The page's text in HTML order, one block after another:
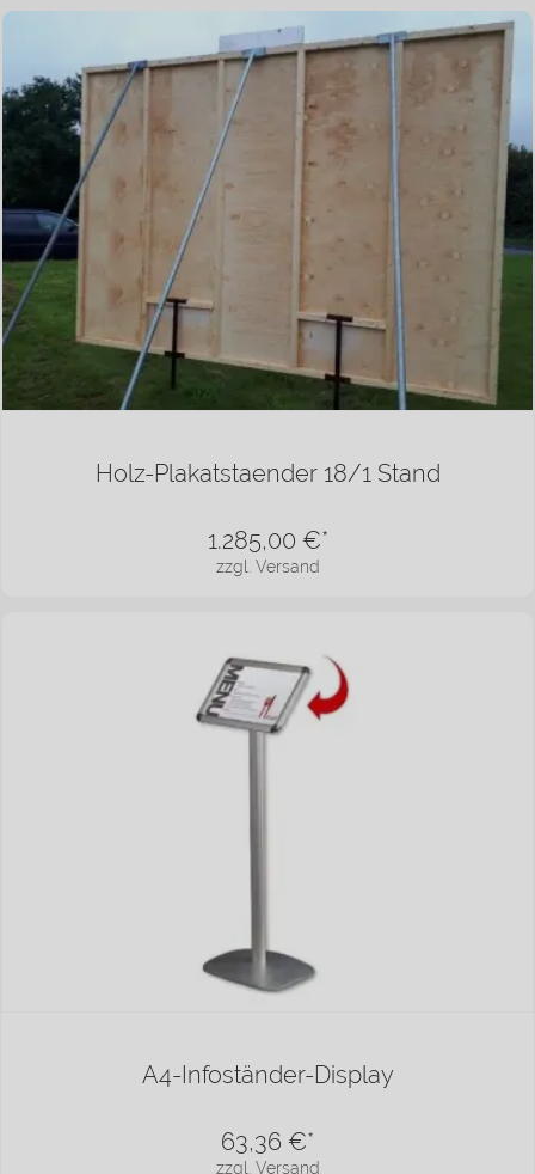
Holz-Plakatstaender 18/1 Stand
zzgl. Versand
1.285,00 €*
A4-Infoständer-Display
zzgl. Versand
63,36 €*